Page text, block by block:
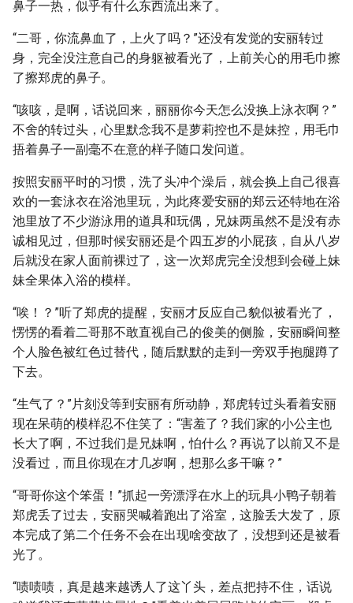
鼻子一热，似乎有什么东西流出来了。
“二哥，你流鼻血了，上火了吗？”还没有发觉的安丽转过
身，完全没注意自己的身躯被看光了，上前关心的用毛巾擦
了擦郑虎的鼻子。
“咳咳，是啊，话说回来，丽丽你今天怎么没换上泳衣啊？”
不舍的转过头，心里默念我不是萝莉控也不是妹控，用毛巾
捂着鼻子一副毫不在意的样子随口发问道。
按照安丽平时的习惯，洗了头冲个澡后，就会换上自己很喜
欢的一套泳衣在浴池里玩，为此疼爱安丽的郑云还特地在浴
池里放了不少游泳用的道具和玩偶，兄妹两虽然不是没有赤
诚相见过，但那时候安丽还是个四五岁的小屁孩，自从八岁
后就没在家人面前裸过了，这一次郑虎完全没想到会碰上妹
妹全果体入浴的模样。
“唉！？”听了郑虎的提醒，安丽才反应自己貌似被看光了，
愣愣的看着二哥那不敢直视自己的俊美的侧脸，安丽瞬间整
个人脸色被红色过替代，随后默默的走到一旁双手抱腿蹲了
下去。
“生气了？”片刻没等到安丽有所动静，郑虎转过头看着安丽
现在呆萌的模样忍不住笑了：“害羞了？我们家的小公主也
长大了啊，不过我们是兄妹啊，怕什么？再说了以前又不是
没看过，而且你现在才几岁啊，想那么多干嘛？”
“哥哥你这个笨蛋！”抓起一旁漂浮在水上的玩具小鸭子朝着
郑虎丢了过去，安丽哭喊着跑出了浴室，这脸丢大发了，原
本完成了第二个任务不会在出现啥变故了，没想到还是被看
光了。
“啧啧啧，真是越来越诱人了这丫头，差点把持不住，话说